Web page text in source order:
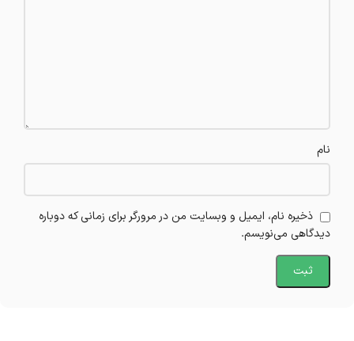
نام
ذخیره نام، ایمیل و وبسایت من در مرورگر برای زمانی که دوباره
دیدگاهی می‌نویسم.